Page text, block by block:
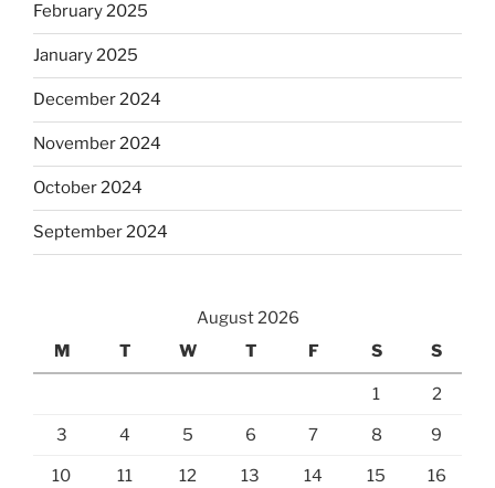
February 2025
January 2025
December 2024
November 2024
October 2024
September 2024
August 2026
M
T W T F S S
1 2
3 4 5 6 7 8 9
10 11 12 13 14 15 16